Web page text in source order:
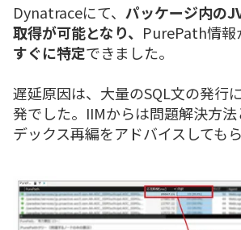
Dynatraceにて、 パッケージ内の
取得が可能となり、 PurePath情報
すぐに特定できました。
遅延原因は、大量のSQL文の発行
発でした。IIMからは問題解決方
デックス再編をアドバイスしても